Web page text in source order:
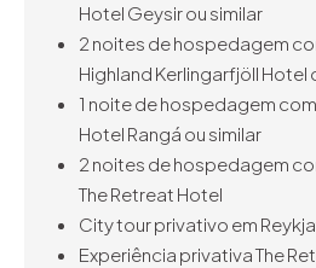
Hotel Geysir ou similar
2 noites de hospedagem
Highland Kerlingarfjöll Hotel
1 noite de hospedagem
Hotel Rangá ou similar
2 noites de hospedagem
The Retreat Hotel
City tour privativo em
Experiência privativa The